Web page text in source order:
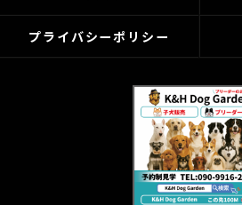
プライバシーポリシー